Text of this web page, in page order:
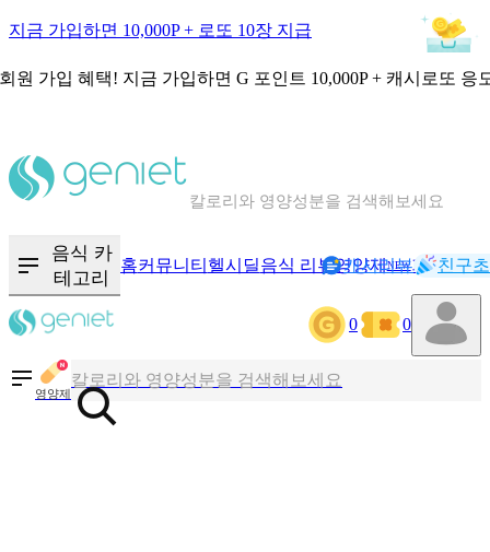
지금 가입하면 10,000P + 로또 10장 지급
원 가입 혜택! 지금 가입하면 G 포인트 10,000P + 캐시로또 응
혈당 · 다이어트 음식 검색해보세요
음식 카
테고리
홈커뮤니티 헬시딜음식 리뷰영양제NEW기록
캐시리뷰 친구
0 0
영양제
칼로리와 영양성분을 검색해보세요
혈당 · 다이어트 음식 검색해보세요
음식 · 영양제 리뷰를 찾아보세요